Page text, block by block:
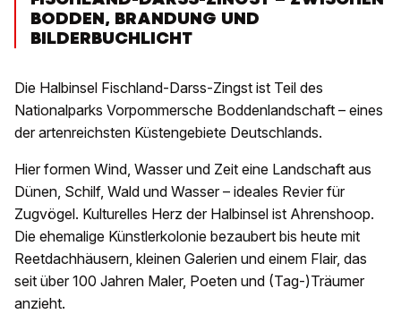
BODDEN, BRANDUNG UND
BILDERBUCHLICHT
Die Halbinsel Fischland-Darss-Zingst ist Teil des
Nationalparks Vorpommersche Boddenlandschaft – eines
der artenreichsten Küstengebiete Deutschlands.
Hier formen Wind, Wasser und Zeit eine Landschaft aus
Dünen, Schilf, Wald und Wasser – ideales Revier für
Zugvögel. Kulturelles Herz der Halbinsel ist Ahrenshoop.
Die ehemalige Künstlerkolonie bezaubert bis heute mit
Reetdachhäusern, kleinen Galerien und einem Flair, das
seit über 100 Jahren Maler, Poeten und (Tag-)Träumer
anzieht.